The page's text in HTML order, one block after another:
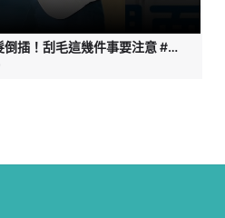
刮毛這幾件事要注意 #藥師HOW棒